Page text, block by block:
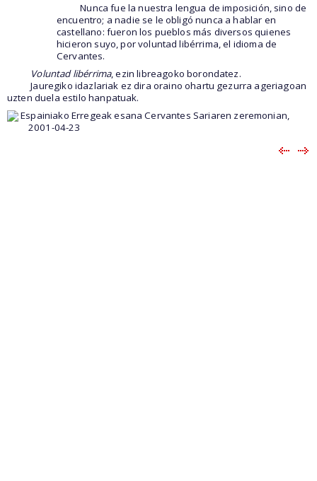
Nunca fue la nuestra lengua de imposición, sino de
encuentro; a nadie se le obligó nunca a hablar en
castellano: fueron los pueblos más diversos quienes
hicieron suyo, por voluntad libérrima, el idioma de
Cervantes.
Voluntad libérrima, ezin libreagoko borondatez.
Jauregiko idazlariak ez dira oraino ohartu gezurra ageriagoan
uzten duela estilo hanpatuak.
Espainiako Erregeak esana Cervantes Sariaren zeremonian,
2001-04-23